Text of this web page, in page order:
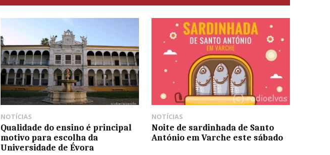
NOTÍCIAS
Qualidade do ensino é principal
motivo para escolha da
Universidade de Évora
NOTÍCIAS
Noite de sardinhada de Santo
António em Varche este sábado